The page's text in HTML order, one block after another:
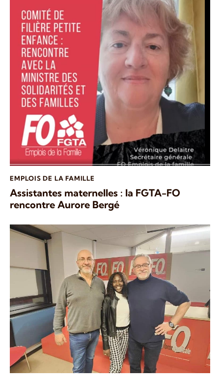
EMPLOIS DE LA FAMILLE
Assistantes maternelles : la FGTA-FO
rencontre Aurore Bergé